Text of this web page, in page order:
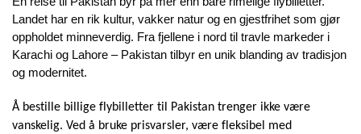
Landet har en rik kultur, vakker natur og en gjestfrihet som gjør
oppholdet minneverdig. Fra fjellene i nord til travle markeder i
Karachi og Lahore – Pakistan tilbyr en unik blanding av tradisjon
og modernitet.
Å bestille billige flybilletter til Pakistan trenger ikke være
vanskelig. Ved å bruke prisvarsler, være fleksibel med